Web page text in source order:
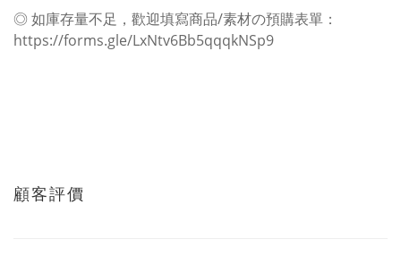
◎ 如庫存量不足，歡迎填寫商品/素材の預購表單：
https://forms.gle/LxNtv6Bb5qqqkNSp9
顧客評價